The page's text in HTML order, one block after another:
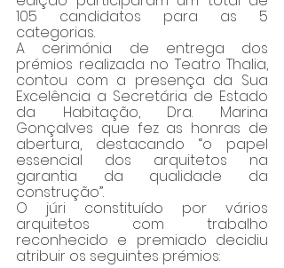
105 candidatos para as 5
categorias.
A cerimónia de entrega dos
prémios realizada no Teatro Thalia,
contou com a presença da Sua
Excelência a Secretária de Estado
da Habitação, Dra. Marina
Gonçalves que fez as honras de
abertura, destacando “o papel
essencial dos arquitetos na
garantia da qualidade da
construção”.
O júri constituído por vários
arquitetos com trabalho
reconhecido e premiado decidiu
atribuir os seguintes prémios: